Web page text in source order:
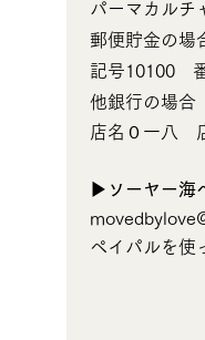
パーマカルチ
郵便貯金の場
記号10100
他銀行の場合
店名０一八
▶︎ソーヤー海
ペイパルを使